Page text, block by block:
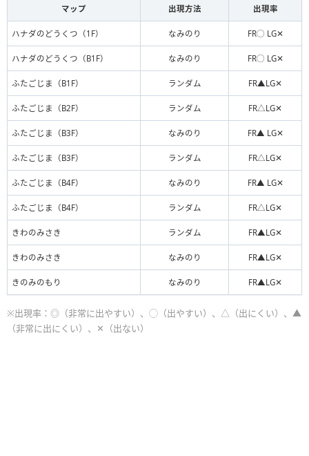
マップ 出現方法 出現率
ハナダのどうくつ（1F） なみのり FR◯ LG✕
ハナダのどうくつ（B1F） なみのり FR◯ LG✕
ふたごじま（B1F） ランダム FR▲LG✕
ふたごじま（B2F） ランダム FR△LG✕
ふたごじま（B3F） なみのり FR▲ LG✕
ふたごじま（B3F） ランダム FR△LG✕
ふたごじま（B4F） なみのり FR▲ LG✕
ふたごじま（B4F） ランダム FR△LG✕
きわのみさき ランダム FR▲LG✕
きわのみさき なみのり FR▲LG✕
きのみのもり なみのり FR▲LG✕
※出現率：◎（非常に出やすい）、◯（出やすい）、△（出にくい）、▲
（非常に出にくい）、✕（出ない）